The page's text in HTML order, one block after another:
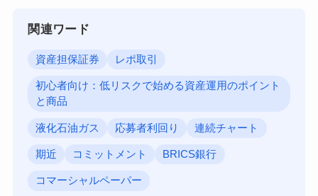
関連ワード
資産担保証券 レポ取引
初心者向け：低リスクで始める資産運用のポイント
と商品
液化石油ガス 応募者利回り 連続チャート
期近 コミットメント BRICS銀行
コマーシャルペーパー